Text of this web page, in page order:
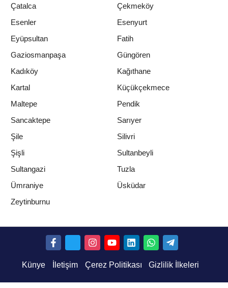
Çatalca
Çekmeköy
Esenler
Esenyurt
Eyüpsultan
Fatih
Gaziosmanpaşa
Güngören
Kadıköy
Kağıthane
Kartal
Küçükçekmece
Maltepe
Pendik
Sancaktepe
Sarıyer
Şile
Silivri
Şişli
Sultanbeyli
Sultangazi
Tuzla
Ümraniye
Üsküdar
Zeytinburnu
Künye İletişim Çerez Politikası Gizlilik İlkeleri